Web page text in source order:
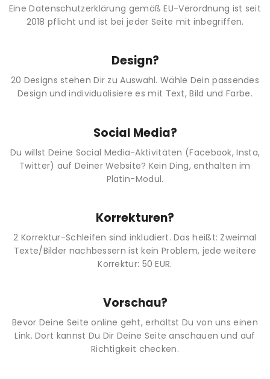
Eine Datenschutzerklärung gemäß EU-Verordnung ist seit
2018 pflicht und ist bei jeder Seite mit inbegriffen.
Design?
20 Designs stehen Dir zu Auswahl. Wähle Dein passendes
Design und individualisiere es mit Text, Bild und Farbe.
Social Media?
Du willst Deine Social Media-Aktivitäten (Facebook, Insta,
Twitter) auf Deiner Website? Kein Ding, enthalten im
Platin-Modul.
Korrekturen?
2 Korrektur-Schleifen sind inkludiert. Das heißt: Zweimal
Texte/Bilder nachbessern ist kein Problem, jede weitere
Korrektur: 50 EUR.
Vorschau?
Bevor Deine Seite online geht, erhältst Du von uns einen
Link. Dort kannst Du Dir Deine Seite anschauen und auf
Richtigkeit checken.